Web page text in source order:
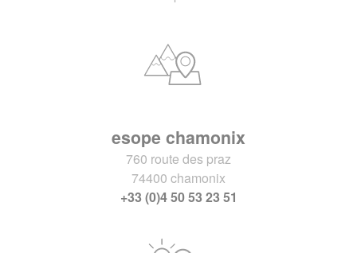
esope chamonix
760 route des praz
74400 chamonix
+33 (0)4 50 53 23 51